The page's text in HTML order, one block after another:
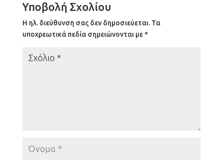
Υποβολή Σχολίου
Η ηλ. διεύθυνση σας δεν δημοσιεύεται. Τα
υποχρεωτικά πεδία σημειώνονται με *